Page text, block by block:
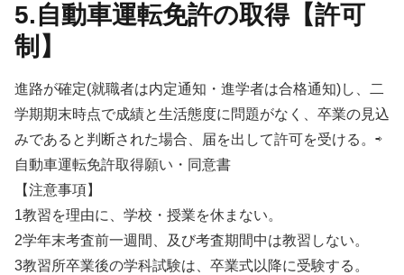
5.自動車運転免許の取得【許可
制】
進路が確定(就職者は内定通知・進学者は合格通知)し、二
学期期末時点で成績と生活態度に問題がなく、卒業の見込
みであると判断された場合、届を出して許可を受ける。⇨
自動車運転免許取得願い・同意書
【注意事項】
1教習を理由に、学校・授業を休まない。
2学年末考査前一週間、及び考査期間中は教習しない。
3教習所卒業後の学科試験は、卒業式以降に受験する。